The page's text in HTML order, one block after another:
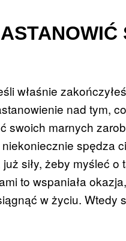
właśnie
nad tym,
swoich marnych
spędza
siły, żeby myśleć
to wspaniała
w życiu. Wtedy